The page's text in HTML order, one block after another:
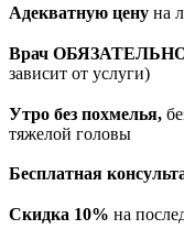
Адекватную цену на
Врач
зависит от услуги)
Утро без похмелья,
тяжелой головы
Бесплатная
Скидка 10% на